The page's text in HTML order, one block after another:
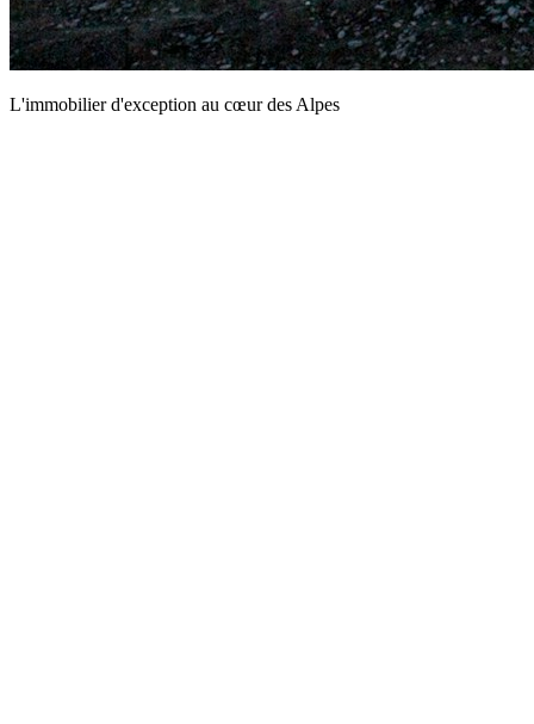
L'immobilier d'exception au cœur des Alpes